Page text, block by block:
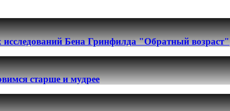
исследований Бена Гринфилда "Обратный возраст"
старше и мудрее